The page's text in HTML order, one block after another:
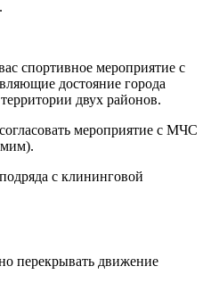
спортивное мероприятие с
достояние города
двух районов.
мероприятие с МЧС
с клининговой
перекрывать движение